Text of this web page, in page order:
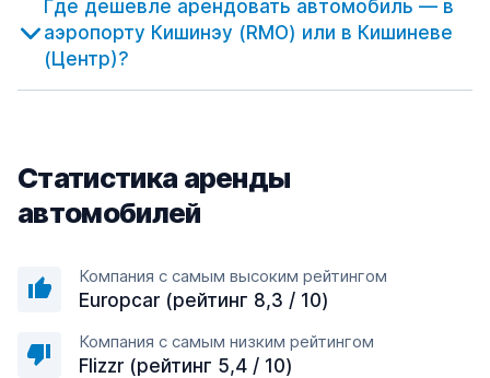
Где дешевле арендовать автомобиль — в
аэропорту Кишинэу (RMO) или в Кишиневе
(Центр)?
Статистика аренды
автомобилей
Компания с самым высоким рейтингом
Europcar (рейтинг 8,3 / 10)
Компания с самым низким рейтингом
Flizzr (рейтинг 5,4 / 10)